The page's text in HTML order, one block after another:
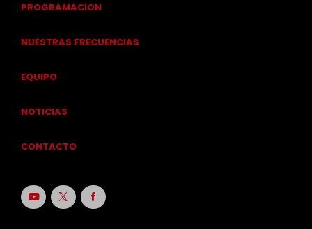
PROGRAMACION
NUESTRAS FRECUENCIAS
EQUIPO
NOTICIAS
CONTACTO